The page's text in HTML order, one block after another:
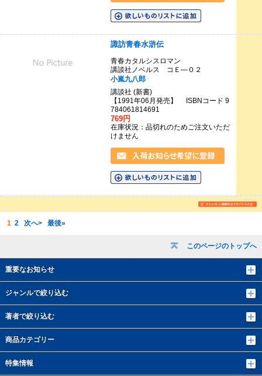
このページのトップへ
重要なお知らせ
ジャンルで絞り込む
著者で絞り込む
商品カテゴリー
特集情報
諏訪青春水滸伝
青春カタルシスロマン
講談社ノベルス コＥ―０２
小嵐九八郎
講談社 (新書)
【1991年06月発売】 ISBNコード 9
784061814691
769円
在庫状況：品切れのためご注文いただ
けません
1 2 次へ> 最後»